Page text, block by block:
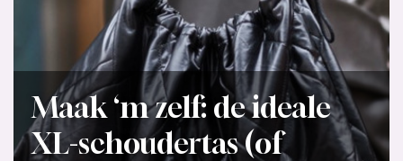
Maak ‘m zelf: de ideale
XL-schoudertas (of